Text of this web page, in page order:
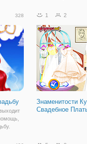
кумира чудо-
Красивые Барби
женщина так
она хочет быть
328 1 2
Знаменитости
Свадебное